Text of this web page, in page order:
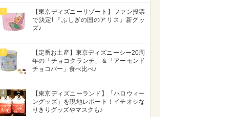
2
【東京ディズニーリゾート】ファン投票
で決定! 『ふしぎの国のアリス』新グッ
ズ♪
3
【定番お土産】東京ディズニーシー20周
年の「チョコクランチ」＆「アーモンド
チョコバー」食べ比べ♪
4
【東京ディズニーランド】「ハロウィー
ングッズ」を現地レポート！イチオシな
りきりグッズやマスクも♪